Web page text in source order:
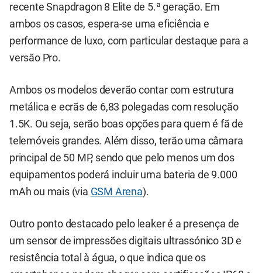
recente Snapdragon 8 Elite de 5.ª geração. Em
ambos os casos, espera-se uma eficiência e
performance de luxo, com particular destaque para a
versão Pro.
Ambos os modelos deverão contar com estrutura
metálica e ecrãs de 6,83 polegadas com resolução
1.5K. Ou seja, serão boas opções para quem é fã de
telemóveis grandes. Além disso, terão uma câmara
principal de 50 MP, sendo que pelo menos um dos
equipamentos poderá incluir uma bateria de 9.000
mAh ou mais (via GSM Arena).
Outro ponto destacado pelo leaker é a presença de
um sensor de impressões digitais ultrassónico 3D e
resistência total à água, o que indica que os